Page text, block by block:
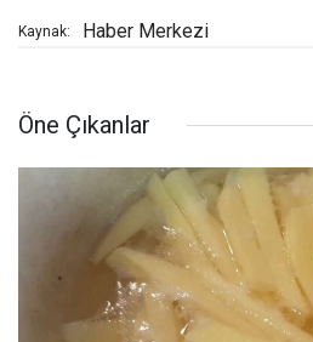
Kaynak: Haber Merkezi
Öne Çıkanlar